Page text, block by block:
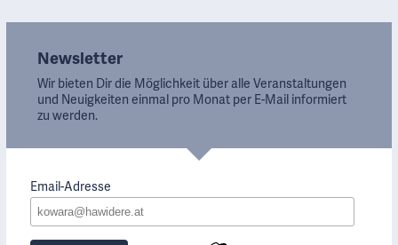
Newsletter
Wir bieten Dir die Möglichkeit über alle Veranstaltungen
und Neuigkeiten einmal pro Monat per E-Mail informiert
zu werden.
Email-Adresse